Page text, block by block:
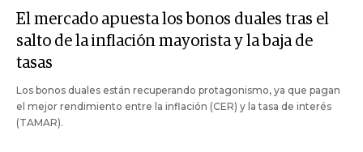
El mercado apuesta los bonos duales tras el
salto de la inflación mayorista y la baja de
tasas
Los bonos duales están recuperando protagonismo, ya que pagan
el mejor rendimiento entre la inflación (CER) y la tasa de interés
(TAMAR).